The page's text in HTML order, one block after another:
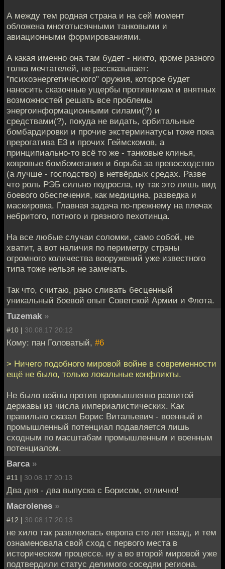
А между тем родная страна и на сей момент
обложена многотысячными танковыми и
авиационными формированиями.
А какая именно она там будет - никто, кроме разного
толка мечтателей, не рассказывает:
"психоэнергетического" оружия, которое будет
наносить сказочные ущербы противникам и внятных
возможностей решать все проблемы
энергоинформационными силами(?) и
средствами(?), покуда не видать, орбитальные
бомбардировки и прочие экстерминатусы тоже пока
прерогатива Е3 и прочих Геймскомов, а
принципиально-то всё то же - танковые клинья,
ковровые бомбометания и борьба за превосходство
(а лучше - господство) в нетвёрдых средах. Разве
что роль РЭБ сильно подросла, ну так это лишь вид
боевого обеспечения, как медицина, разведка и
маскировка. Главная задача по-прежнему на плечах
небритого, потного и грязного пехотинца.
На все любые случаи соломки, само собой, не
хватит, а вот наличия по периметру страны
огромного количества вооружений уже известного
типа тоже нельзя не замечать.
Так что, считаю, рано сливать бесценный
уникальный боевой опыт Советской Армии и Флота.
Tuzemak »
#10 | 30.08.17 20:12
Кому: пан Головатый, #6
> Ничего подобного мировой войне в современности
ещё не было, только локальные конфликты.
Не было войны против промышленно развитой
державы из числа империалистических. Как
правильно сказал Борис Витальевич - военный и
промышленный потенциал подавляется лишь
сходным по масштабам промышленным и военным
потенциалом.
Barca »
#11 | 30.08.17 20:13
Два дня - два выпуска с Борисом, отлично!
Macrolenes »
#12 | 30.08.17 20:13
не хило так развлеклась европа сто лет назад, и тем
ознаменовала свой сход с первого места в
историческом процессе. ну а во второй мировой уже
подтвердили статус делимого соседяи региона.